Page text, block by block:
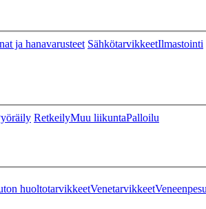
ja hanavarusteet SähkötarvikkeetIlmastointi
RetkeilyMuu liikuntaPalloilu
huoltotarvikkeetVenetarvikkeetVeneenpesu